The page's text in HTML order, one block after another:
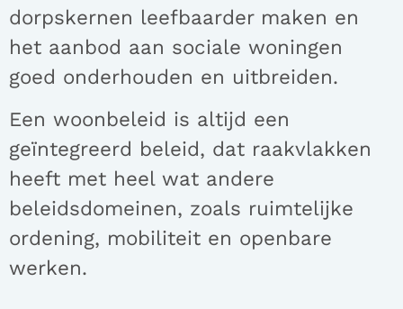
dorpskernen leefbaarder maken en
het aanbod aan sociale woningen
goed onderhouden en uitbreiden.
Een woonbeleid is altijd een
geïntegreerd beleid, dat raakvlakken
heeft met heel wat andere
beleidsdomeinen, zoals ruimtelijke
ordening, mobiliteit en openbare
werken.